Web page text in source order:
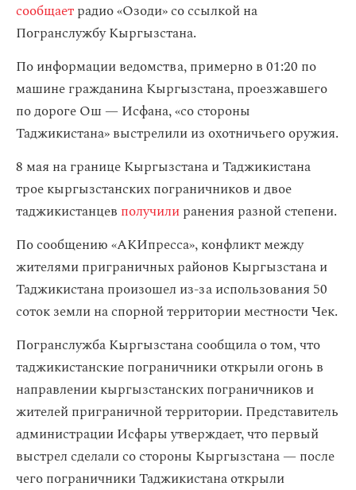
сообщаетрадио «Озоди» со ссылкой на
Погранслужбу Кыргызстана.
По информации ведомства, примерно в 01:20 по
машине гражданина Кыргызстана, проезжавшего
по дороге Ош — Исфана, «со стороны
Таджикистана» выстрелили из охотничьего оружия.
8 мая на границе Кыргызстана и Таджикистана
трое кыргызстанских пограничников и двое
таджикистанцев получилиранения разной степени.
По сообщению «АКИпресса», конфликт между
жителями приграничных районов Кыргызстана и
Таджикистана произошел из-за использования 50
соток земли на спорной территории местности Чек.
Погранслужба Кыргызстана сообщила о том, что
таджикистанские пограничники открыли огонь в
направлении кыргызстанских пограничников и
жителей приграничной территории. Представитель
администрации Исфары утверждает, что первый
выстрел сделали со стороны Кыргызстана — после
чего пограничники Таджикистана открыли